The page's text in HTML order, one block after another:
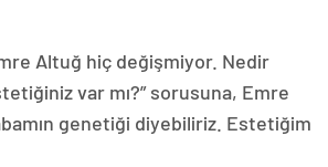
Altuğ hiç değişmiyor. Nedir
var mı?” sorusuna, Emre
genetiği diyebiliriz. Estetiğim